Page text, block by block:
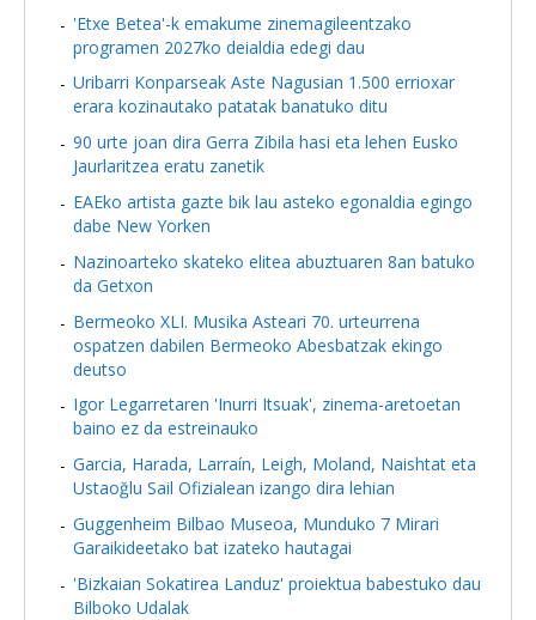
'Etxe Betea'-k emakume zinemagileentzako
programen 2027ko deialdia edegi dau
Uribarri Konparseak Aste Nagusian 1.500 errioxar
erara kozinautako patatak banatuko ditu
90 urte joan dira Gerra Zibila hasi eta lehen Eusko
Jaurlaritzea eratu zanetik
EAEko artista gazte bik lau asteko egonaldia egingo
dabe New Yorken
Nazinoarteko skateko elitea abuztuaren 8an batuko
da Getxon
Bermeoko XLI. Musika Asteari 70. urteurrena
ospatzen dabilen Bermeoko Abesbatzak ekingo
deutso
Igor Legarretaren 'Inurri Itsuak', zinema-aretoetan
baino ez da estreinauko
Garcia, Harada, Larraín, Leigh, Moland, Naishtat eta
Ustaoğlu Sail Ofizialean izango dira lehian
Guggenheim Bilbao Museoa, Munduko 7 Mirari
Garaikideetako bat izateko hautagai
'Bizkaian Sokatirea Landuz' proiektua babestuko dau
Bilboko Udalak